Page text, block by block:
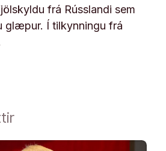
frá Rússlandi sem
glæpur. Í tilkynningu frá